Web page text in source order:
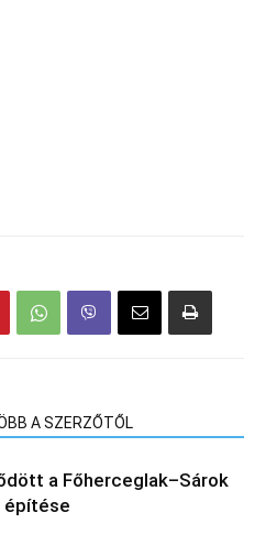
A SZERZŐTŐL
a Főherceglak–Sárok